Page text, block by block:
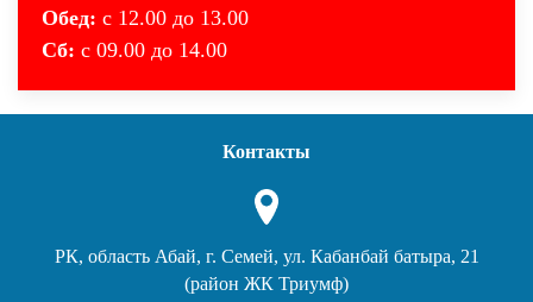
Обед: с 12.00 до 13.00
Сб: с 09.00 до 14.00
Контакты
РК, область Абай, г. Семей, ул. Кабанбай батыра, 21
(район ЖК Триумф)